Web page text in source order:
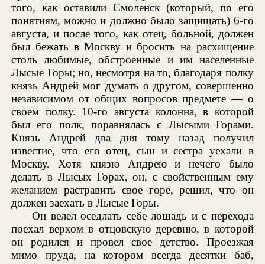
того, как оставили Смоленск (который, по его
понятиям, можно и должно было защищать) 6-го
августа, и после того, как отец, больной, должен
был бежать в Москву и бросить на расхищение
столь любимые, обстроенные и им населенные
Лысые Горы; но, несмотря на то, благодаря полку
князь Андрей мог думать о другом, совершенно
независимом от общих вопросов предмете — о
своем полку. 10-го августа колонна, в которой
был его полк, поравнялась с Лысыми Горами.
Князь Андрей два дня тому назад получил
известие, что его отец, сын и сестра уехали в
Москву. Хотя князю Андрею и нечего было
делать в Лысых Горах, он, с свойственным ему
желанием растравить свое горе, решил, что он
должен заехать в Лысые Горы.
Он велел оседлать себе лошадь и с перехода
поехал верхом в отцовскую деревню, в которой
он родился и провел свое детство. Проезжая
мимо пруда, на котором всегда десятки баб,